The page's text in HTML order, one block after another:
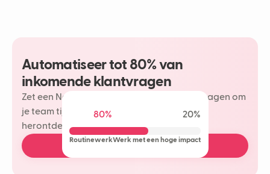
Automatiseer tot 80% van
inkomende klantvragen
Zet een Neople in op je meest herhaalde vragen om
je team tijd te besparen en meer plezier te
herontdekken in je klantinteracties.
Plan een gratis demo
80% 20%
RoutinewerkWerk met een hoge impact